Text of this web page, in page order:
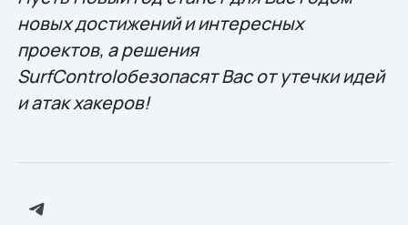
новых достижений и интересных
проектов, а решения
SurfControlобезопасят Вас от утечки идей
и атак хакеров!